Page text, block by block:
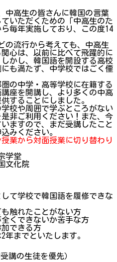
中高生の皆さんに韓国の言葉
いただくための「中高生のた
毎年実施しており、この度14
の流行から考えても、中高生
心は、以前に比べて飛躍的に
かし、韓国語を開設する高校
も満たず、中学校ではごく僅
の中学・高等学校に在籍する
座を開講し、より多くの中高
することにしました。
校や周囲で学ぶところがない
非ご利用ください！また、今
ますので、まだ受講したこと
みください。
業から対面授業に切り替わり
学堂
文化院
て学校で韓国語を履修できな
触れたことがない方
くできないか苦手な方
加できる方
までといたします。
講の生徒を優先）